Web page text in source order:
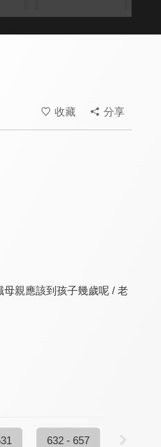
收藏 分享
親應該到孩子幾歲呢 / 老
632 - 657